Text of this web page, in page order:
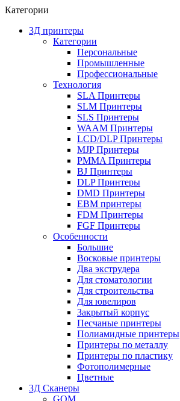
Категории
3Д принтеры
Категории
Персональные
Промышленные
Профессиональные
Технология
SLA Принтеры
SLM Принтеры
SLS Принтеры
WAAM Принтеры
LCD/DLP Принтеры
MJP Принтеры
PMMA Принтеры
BJ Принтеры
DLP Принтеры
DMD Принтеры
EBM принтеры
FDM Принтеры
FGF Принтеры
Особенности
Большие
Восковые принтеры
Два экструдера
Для стоматологии
Для строительства
Для ювелиров
Закрытый корпус
Песчаные принтеры
Полиамидные принтеры
Принтеры по металлу
Принтеры по пластику
Фотополимерные
Цветные
3Д Сканеры
GOM